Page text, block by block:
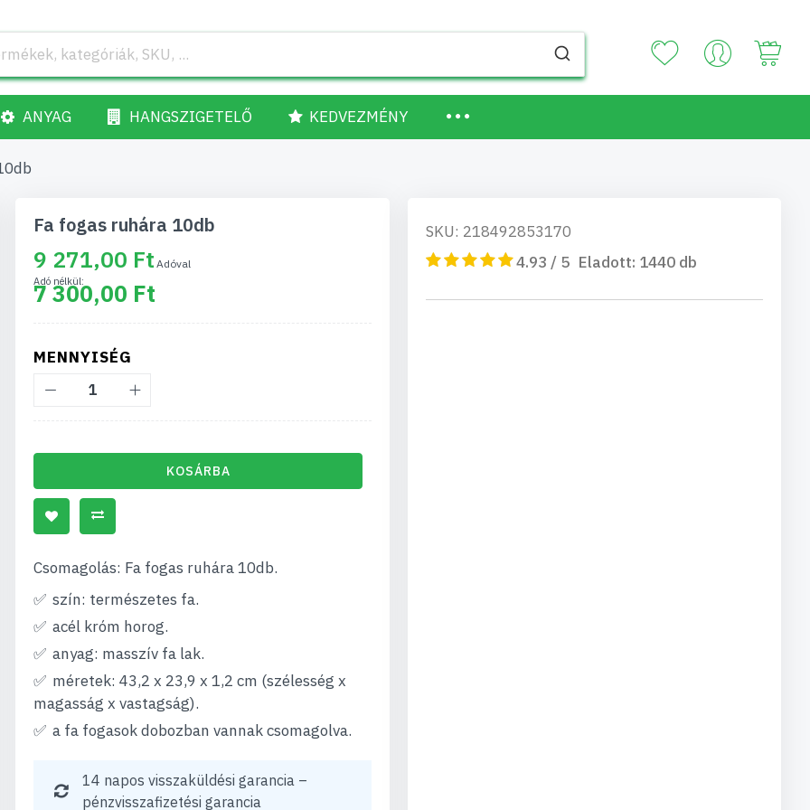
ANYAG HANGSZIGETELŐ KEDVEZMÉNY
Fa fogas ruhára 10db
9 271,00 Ft
7 300,00 Ft
MENNYISÉG
KOSÁRBA
Csomagolás: Fa fogas ruhára 10db.
szín: természetes fa.
acél króm horog.
anyag: masszív fa lak.
méretek: 43,2 x 23,9 x 1,2 cm (szélesség x
magasság x vastagság).
a fa fogasok dobozban vannak csomagolva.
14 napos visszaküldési garancia –
pénzvisszafizetési garancia
SKU: 218492853170
4.93 / 5 Eladott: 1440 db